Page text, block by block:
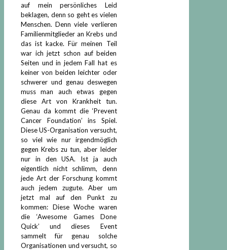
auf mein persönliches Leid
beklagen, denn so geht es vielen
Menschen. Denn viele verlieren
Familienmitglieder an Krebs und
das ist kacke. Für meinen Teil
war ich jetzt schon auf beiden
Seiten und in jedem Fall hat es
keiner von beiden leichter oder
schwerer und genau deswegen
muss man auch etwas gegen
diese Art von Krankheit tun.
Genau da kommt die ‘Prevent
Cancer Foundation’ ins Spiel.
Diese US-Organisation versucht,
so viel wie nur irgendmöglich
gegen Krebs zu tun, aber leider
nur in den USA. Ist ja auch
eigentlich nicht schlimm, denn
jede Art der Forschung kommt
auch jedem zugute. Aber um
jetzt mal auf den Punkt zu
kommen: Diese Woche waren
die ‘Awesome Games Done
Quick’ und dieses Event
sammelt für genau solche
Organisationen und versucht, so